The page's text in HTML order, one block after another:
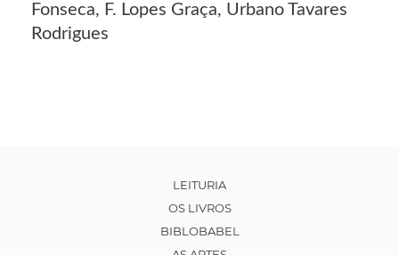
Fonseca, F. Lopes Graça, Urbano Tavares
Rodrigues
LEITURIA
OS LIVROS
BIBLOBABEL